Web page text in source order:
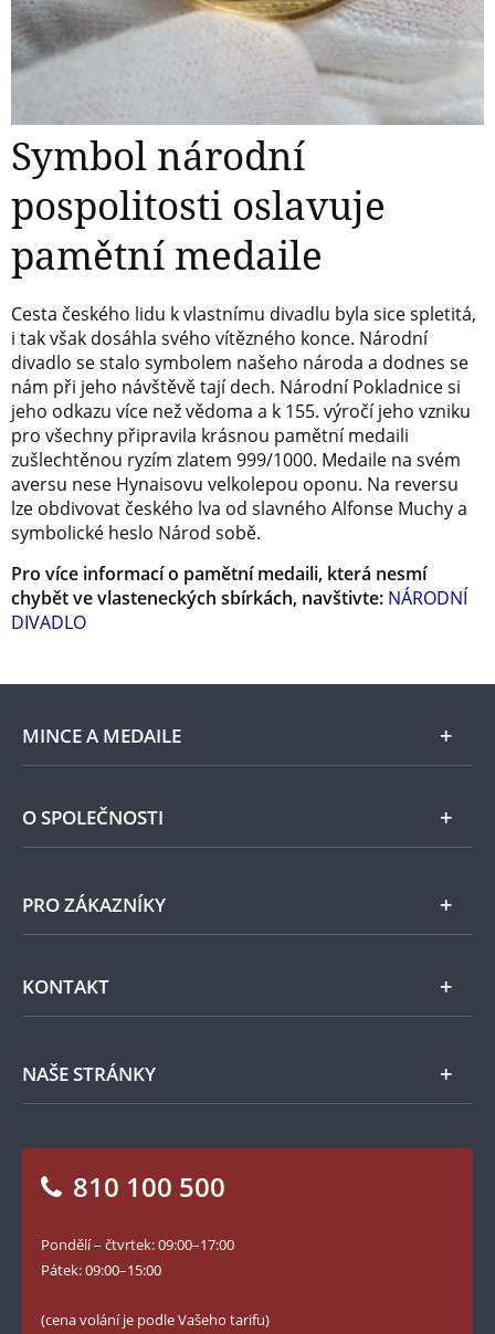
Symbol národní
pospolitosti oslavuje
pamětní medaile
Cesta českého lidu k vlastnímu divadlu byla sice spletitá,
i tak však dosáhla svého vítězného konce. Národní
divadlo se stalo symbolem našeho národa a dodnes se
nám při jeho návštěvě tají dech. Národní Pokladnice si
jeho odkazu více než vědoma a k 155. výročí jeho vzniku
pro všechny připravila krásnou pamětní medaili
zušlechtěnou ryzím zlatem 999/1000. Medaile na svém
aversu nese Hynaisovu velkolepou oponu. Na reversu
lze obdivovat českého lva od slavného Alfonse Muchy a
symbolické heslo Národ sobě.
Pro více informací o pamětní medaili, která nesmí
chybět ve vlasteneckých sbírkách, navštivte: NÁRODNÍ
DIVADLO
MINCE A MEDAILE
E-shop
Stříbro
Medailéři
O SPOLEČNOSTI
PRO ZÁKAZNÍKY
Všeobecné obchodní podmínky
Ochrana osobních údajů
Numismatické novinky
Zásady používání souborů cookie
KONTAKT
NAŠE STRÁNKY
Blog Pokladnice mincí
Facebook Národní Pokladnice
Twitter Národní Pokladnice
810 100 500
Pondělí – čtvrtek: 09:00–17:00
Pátek: 09:00–15:00
(cena volání je podle Vašeho tarifu)